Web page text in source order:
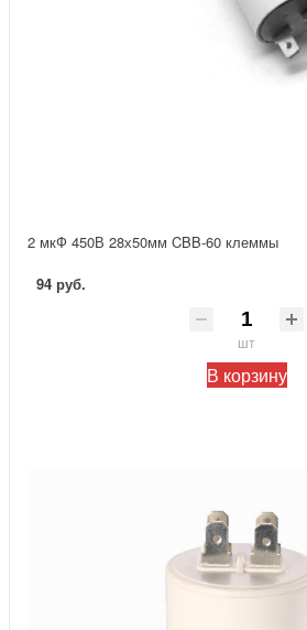
2 мкФ 450В 28х50мм CBB-60 клеммы
94 руб.
шт
В корзину